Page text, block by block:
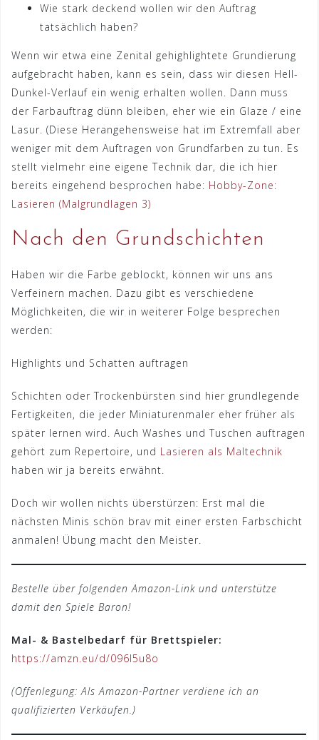
Wie stark deckend wollen wir den Auftrag
tatsächlich haben?
Wenn wir etwa eine Zenital gehighlightete Grundierung
aufgebracht haben, kann es sein, dass wir diesen Hell-
Dunkel-Verlauf ein wenig erhalten wollen. Dann muss
der Farbauftrag dünn bleiben, eher wie ein Glaze / eine
Lasur. (Diese Herangehensweise hat im Extremfall aber
weniger mit dem Auftragen von Grundfarben zu tun. Es
stellt vielmehr eine eigene Technik dar, die ich hier
bereits eingehend besprochen habe: Hobby-Zone:
Lasieren (Malgrundlagen 3)
Nach den Grundschichten
Haben wir die Farbe geblockt, können wir uns ans
Verfeinern machen. Dazu gibt es verschiedene
Möglichkeiten, die wir in weiterer Folge besprechen
werden:
Highlights und Schatten auftragen
Schichten oder Trockenbürsten sind hier grundlegende
Fertigkeiten, die jeder Miniaturenmaler eher früher als
später lernen wird. Auch Washes und Tuschen auftragen
gehört zum Repertoire, und Lasieren als Maltechnik
haben wir ja bereits erwähnt.
Doch wir wollen nichts überstürzen: Erst mal die
nächsten Minis schön brav mit einer ersten Farbschicht
anmalen! Übung macht den Meister.
Bestelle über folgenden Amazon-Link und unterstütze
damit den Spiele Baron!
Mal- & Bastelbedarf für Brettspieler:
https://amzn.eu/d/096I5u8o
(Offenlegung: Als Amazon-Partner verdiene ich an
qualifizierten Verkäufen.)